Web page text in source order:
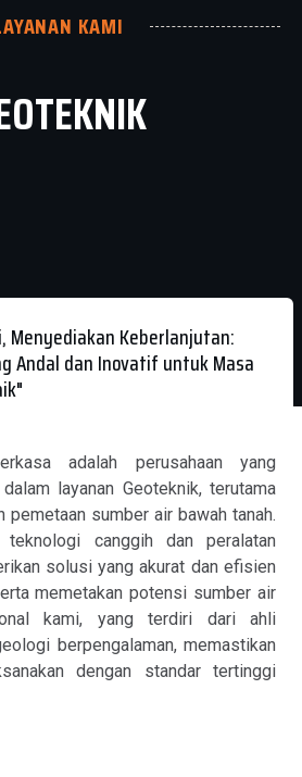
KAMI
Menyediakan Keberlanjutan:
Andal dan Inovatif untuk Masa
adalah perusahaan yang
layanan Geoteknik, terutama
sumber air bawah tanah.
teknologi canggih dan peralatan
solusi yang akurat dan efisien
memetakan potensi sumber air
kami, yang terdiri dari ahli
berpengalaman, memastikan
dengan standar tertinggi